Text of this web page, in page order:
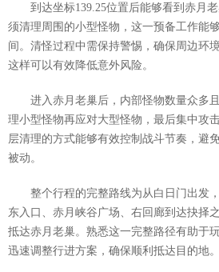
到达坐标139.25位置后能够看到赤月
须清理周围的小型怪物，这一预备工作能
间。清怪过程中需保持警惕，确保周边环
这样可以有效降低意外风险。
进入赤月老巢后，内部怪物数量众多
理小型怪物再应对大型怪物，最后集中攻
层清理的方式能够有效控制战斗节奏，避
被动。
整个行程的完整路线为从白日门出发
东入口、赤月峡谷广场、右回廊到达抉择
抵达赤月老巢。熟悉这一完整路径有助于
迅速调整行进方案，确保顺利抵达目的地。